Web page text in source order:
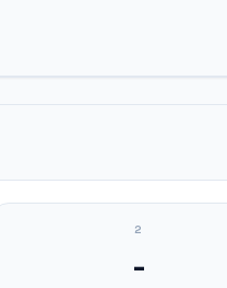
2
-